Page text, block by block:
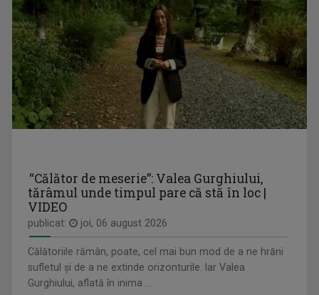
Luni-vineri, ora 11:00
ÎN PRELUNGIRI
Emisiunea prezintă actualitatea sportivă, ...
“Călător de meserie”: Valea Gurghiului,
tărâmul unde timpul pare că stă în loc |
VIDEO
publicat: joi, 06 august 2026
Călătoriile rămân, poate, cel mai bun mod de a ne hrăni
sufletul și de a ne extinde orizonturile. Iar Valea
Gurghiului, aflată în inima ...